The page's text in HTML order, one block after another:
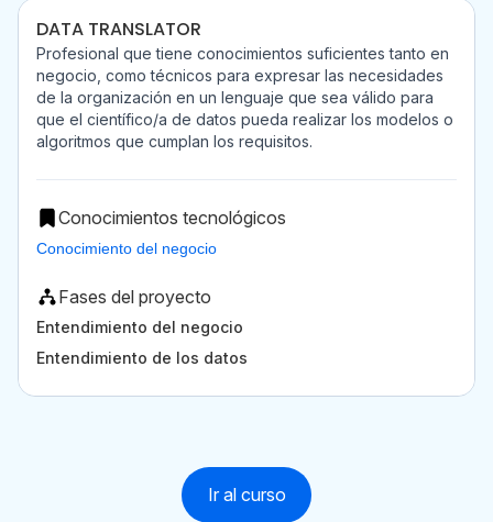
DATA TRANSLATOR
Profesional que tiene conocimientos suficientes tanto en
negocio, como técnicos para expresar las necesidades
de la organización en un lenguaje que sea válido para
que el científico/a de datos pueda realizar los modelos o
algoritmos que cumplan los requisitos.
Conocimientos tecnológicos
Conocimiento del negocio
Fases del proyecto
Entendimiento del negocio
Entendimiento de los datos
Ir al curso